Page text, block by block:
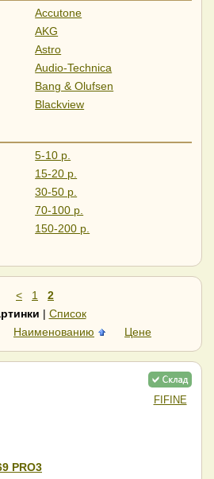
Accutone
AKG
Astro
Audio-Technica
Bang & Olufsen
Blackview
CrownMicro
Defender
Ednet
ExeGate
FIFINE
Gembird
GMB Audio
Huawei
Jabra
Nothing
5-10 р.
15-20 р.
30-50 р.
70-100 р.
150-200 р.
< 1
2
| Список
Наименованию Цене
FIFINE
PRO3